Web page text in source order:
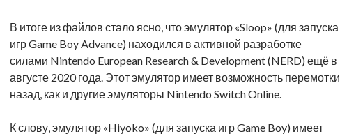
В итоге из файлов стало ясно, что эмулятор «Sloop» (для запуска
игр Game Boy Advance) находился в активной разработке
силами Nintendo European Research & Development (NERD) ещё в
августе 2020 года. Этот эмулятор имеет возможность перемотки
назад, как и другие эмуляторы Nintendo Switch Online.
К слову , эмулятор «Hiyoko» (для запуска игр Game Boy) имеет